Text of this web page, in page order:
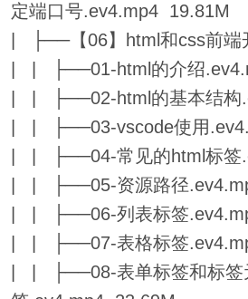
定端口号.ev4.mp4 19.81M
| ├──【06】html和css前端
| | ├──01-html的介绍
| | ├──02-html的基本结构
| | ├──03-vscode使用
| | ├──04-常见的html标签
| | ├──05-资源路径
| | ├──06-列表标签
| | ├──07-表格标签
| | ├──08-表单标签和标签